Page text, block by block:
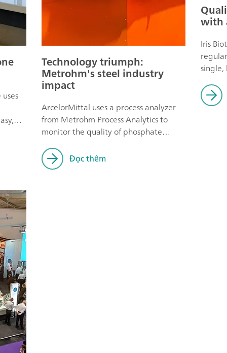
Technology triumph:
Metrohm's steel industry
impact
ArcelorMittal uses a process analyzer
from Metrohm Process Analytics to
monitor the quality of phosphate
of the process overall.
Đọc thêm
with
Iris